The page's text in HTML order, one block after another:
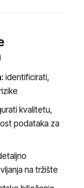
identificirati,
kvalitetu,
podataka za
na tržište